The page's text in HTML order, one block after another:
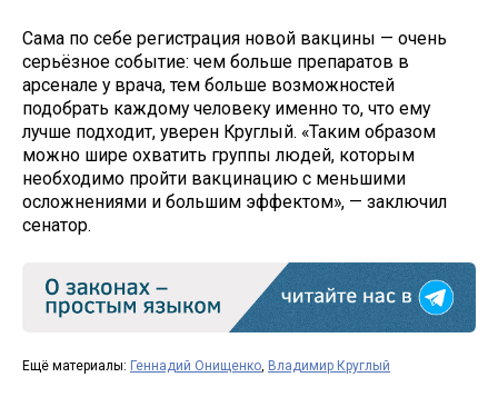
Сама по себе регистрация новой вакцины — очень
серьёзное событие: чем больше препаратов в
арсенале у врача, тем больше возможностей
подобрать каждому человеку именно то, что ему
лучше подходит, уверен Круглый. «Таким образом
можно шире охватить группы людей, которым
необходимо пройти вакцинацию с меньшими
осложнениями и большим эффектом», — заключил
сенатор.
Ещё материалы: Геннадий Онищенко, Владимир Круглый